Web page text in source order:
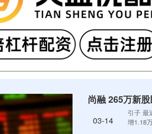
尚融 265万新
引子 最
增1.18
03-14